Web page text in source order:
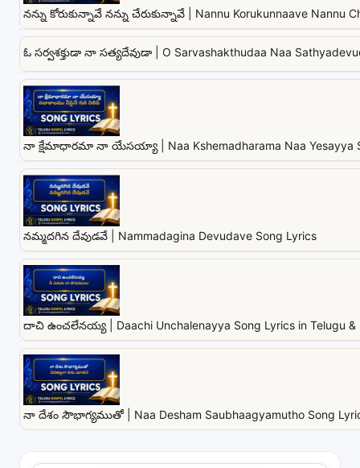
నన్ను కోరుకున్నావే నన్ను చేరుకున్నావే | Nannu Korukunnaave Nannu
ఓ సర్వశక్తుడా నా సత్యదేవుడా | O Sarvashakthudaa Naa
నా క్షేమాధారమా నా యేసయ్యా | Naa Kshemadharama Naa Yesayya
నమ్మదగిన దేవుడవే | Nammadagina Devudave Song Lyrics
దాచి ఉంచలేనయ్య | Daachi Unchalenayya Song Lyrics in Telugu &
నా దేశం సౌభాగ్యముతో | Naa Desham Saubhaagyamutho Song